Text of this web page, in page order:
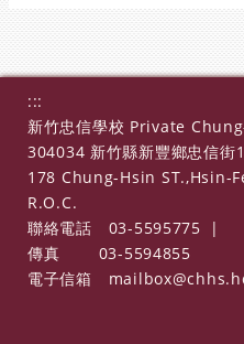
:::
新竹忠信學校 Private
304034 新竹縣新豐鄉忠信街
178 Chung-Hsin ST.,Hsin-
R.O.C.
聯絡電話
03-5595775
|
傳真
03-5594855
電子信箱